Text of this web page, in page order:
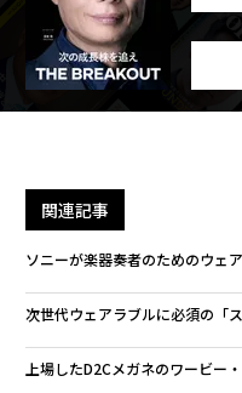
関連記事
ソニーが楽器奏者のためのウェ
次世代ウェアラブルに必須の「
上場したD2Cメガネのワービー